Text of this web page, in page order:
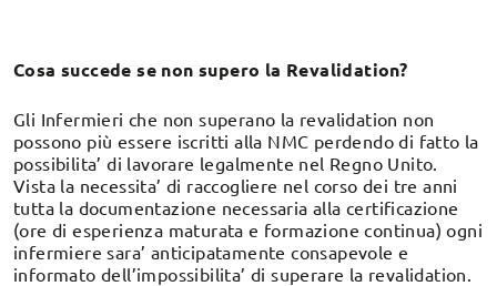
Cosa succede se non supero la Revalidation?
Gli Infermieri che non superano la revalidation non
possono più essere iscritti alla NMC perdendo di fatto la
possibilita’ di lavorare legalmente nel Regno Unito.
Vista la necessita’ di raccogliere nel corso dei tre anni
tutta la documentazione necessaria alla certificazione
(ore di esperienza maturata e formazione continua) ogni
infermiere sara’ anticipatamente consapevole e
informato dell’impossibilita’ di superare la revalidation.